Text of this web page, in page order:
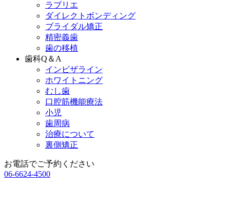
ラブリエ
ダイレクトボンディング
ブライダル矯正
精密義歯
歯の移植
歯科Q＆A
インビザライン
ホワイトニング
むし歯
口腔筋機能療法
小児
歯周病
治療について
裏側矯正
お電話でご予約ください
06-6624-4500